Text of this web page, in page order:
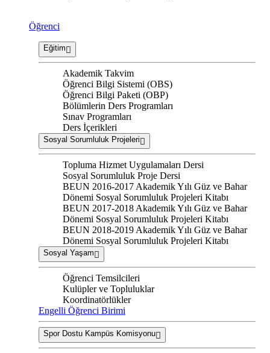
Öğrenci
Eğitim
Akademik Takvim
Öğrenci Bilgi Sistemi (OBS)
Öğrenci Bilgi Paketi (OBP)
Bölümlerin Ders Programları
Sınav Programları
Ders İçerikleri
Sosyal Sorumluluk Projeleri
Topluma Hizmet Uygulamaları Dersi
Sosyal Sorumluluk Proje Dersi
BEUN 2016-2017 Akademik Yılı Güz ve Bahar
Dönemi Sosyal Sorumluluk Projeleri Kitabı
BEUN 2017-2018 Akademik Yılı Güz ve Bahar
Dönemi Sosyal Sorumluluk Projeleri Kitabı
BEUN 2018-2019 Akademik Yılı Güz ve Bahar
Dönemi Sosyal Sorumluluk Projeleri Kitabı
Sosyal Yaşam
Öğrenci Temsilcileri
Kulüpler ve Topluluklar
Koordinatörlükler
Engelli Öğrenci Birimi
Spor Dostu Kampüs Komisyonu